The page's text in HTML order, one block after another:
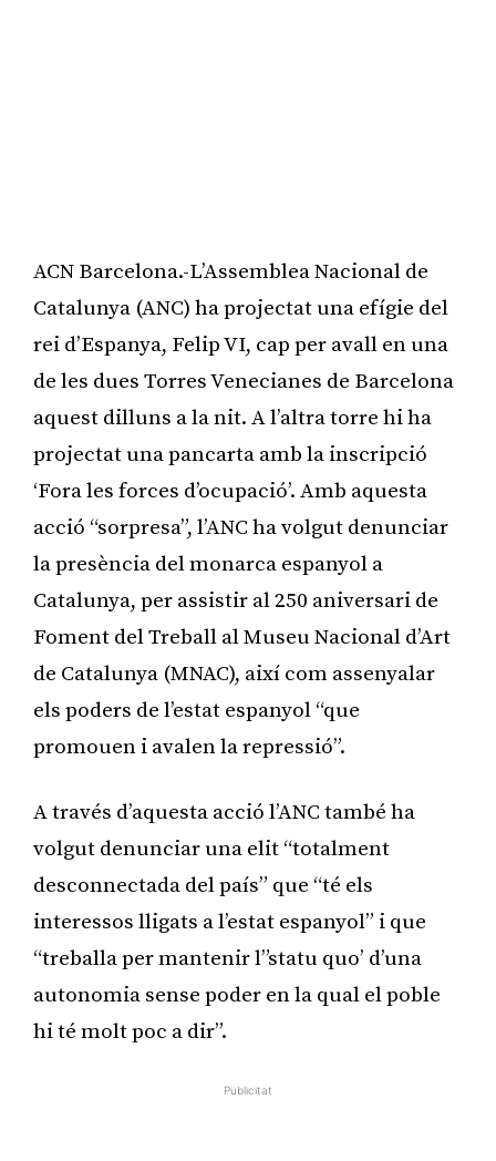
ACN Barcelona.-L’Assemblea Nacional de
Catalunya (ANC) ha projectat una efígie del
rei d’Espanya, Felip VI, cap per avall en una
de les dues Torres Venecianes de Barcelona
aquest dilluns a la nit. A l’altra torre hi ha
projectat una pancarta amb la inscripció
‘Fora les forces d’ocupació’. Amb aquesta
acció “sorpresa”, l’ANC ha volgut denunciar
la presència del monarca espanyol a
Catalunya, per assistir al 250 aniversari de
Foment del Treball al Museu Nacional d’Art
de Catalunya (MNAC), així com assenyalar
els poders de l’estat espanyol “que
promouen i avalen la repressió”.
A través d’aquesta acció l’ANC també ha
volgut denunciar una elit “totalment
desconnectada del país” que “té els
interessos lligats a l’estat espanyol” i que
“treballa per mantenir l”statu quo’ d’una
autonomia sense poder en la qual el poble
hi té molt poc a dir”.
Publicitat